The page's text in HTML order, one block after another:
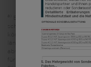
Es handelt sich um eine
schweizerischen
können aufgrund der
länderspezifischen
abweichen. Daher wird
für das jeweilige Land